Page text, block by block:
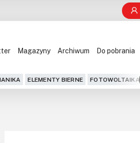
Magazyny Archiwum Do pobrania
ELEMENTY BIERNE FOTOWOLTAIKA
Blog